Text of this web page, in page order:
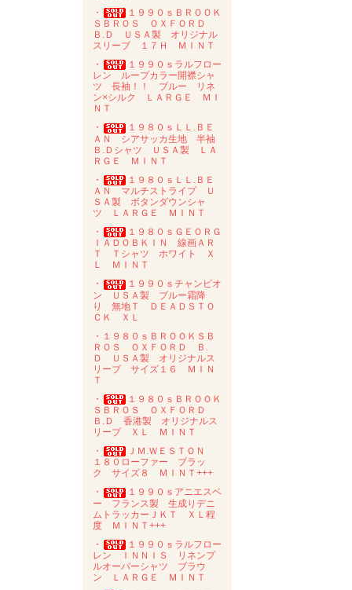
・
１９９０ｓＢＲＯＯＫ
ＳＢＲＯＳ ＯＸＦＯＲＤ
Ｂ.Ｄ ＵＳＡ製 オリジナル
スリーブ １７Ｈ ＭＩＮＴ
・
１９９０ｓラルフロー
レン ループカラー開襟シャ
ツ 長袖！！ ブルー リネ
ン×シルク ＬＡＲＧＥ ＭＩ
ＮＴ
・
１９８０ｓＬＬ.ＢＥ
ＡＮ シアサッカ生地 半袖
Ｂ.Ｄシャツ ＵＳＡ製 ＬＡ
ＲＧＥ ＭＩＮＴ
・
１９８０ｓＬＬ.ＢＥ
ＡＮ マルチストライプ Ｕ
ＳＡ製 ボタンダウンシャ
ツ ＬＡＲＧＥ ＭＩＮＴ
・
１９８０ｓＧＥＯＲＧ
ＩＡＤＯＢＫＩＮ 線画ＡＲ
Ｔ Ｔシャツ ホワイト Ｘ
Ｌ ＭＩＮＴ
・
１９９０ｓチャンピオ
ン ＵＳＡ製 ブルー霜降
り 無地Ｔ ＤＥＡＤＳＴＯ
ＣＫ ＸＬ
・１９８０ｓＢＲＯＯＫＳＢ
ＲＯＳ ＯＸＦＯＲＤ Ｂ.
Ｄ ＵＳＡ製 オリジナルス
リーブ サイズ１６ ＭＩＮ
Ｔ
・
１９８０ｓＢＲＯＯＫ
ＳＢＲＯＳ ＯＸＦＯＲＤ
Ｂ.Ｄ 香港製 オリジナルス
リーブ ＸＬ ＭＩＮＴ
・
ＪＭ.ＷＥＳＴＯＮ
１８０ローファー ブラッ
ク サイズ８ ＭＩＮＴ+++
・
１９９０ｓアニエスベ
ー フランス製 生成りデニ
ムトラッカーＪＫＴ ＸＬ程
度 ＭＩＮＴ+++
・
１９９０ｓラルフロー
レン ＩＮＮＩＳ リネンプ
ルオーバーシャツ ブラウ
ン ＬＡＲＧＥ ＭＩＮＴ